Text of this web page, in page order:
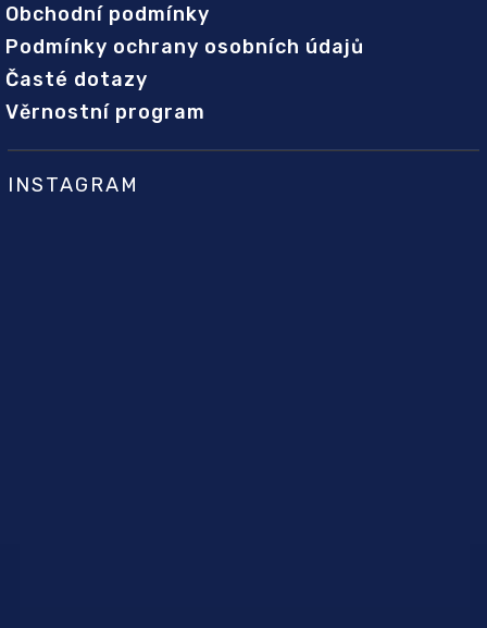
Obchodní podmínky
Podmínky ochrany osobních údajů
Časté dotazy
Věrnostní program
INSTAGRAM